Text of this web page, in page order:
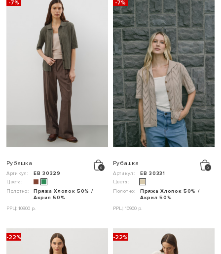
-7%
Рубашка
Артикул:
ЕВ 30329
Цвета:
Полотно:
Пряжа Хлопок 50% /
Акрил 50%
РРЦ: 10900 р.
-7%
Рубашка
Артикул:
ЕВ 30331
Цвета:
Полотно:
Пряжа Хлопок 50% /
Акрил 50%
РРЦ: 10900 р.
-22% -22%